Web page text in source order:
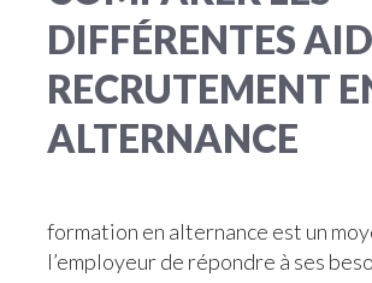
DIFFÉRENTES
RECRUTEMENT
ALTERNANCE
formation en alternance est un
l’employeur de répondre à ses